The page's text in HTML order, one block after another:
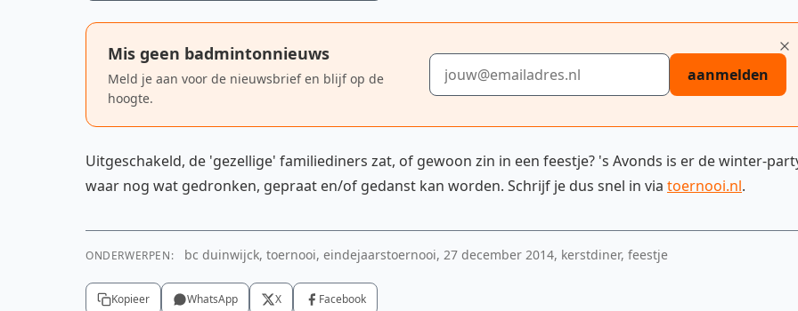
Mis geen badmintonnieuws
Meld je aan voor de nieuwsbrief en blijf op de
hoogte.
E-mailadres
aanmelden
Uitgeschakeld, de 'gezellige' familiediners zat, of gewoon zin in een feestje? 's Avonds is er de winter-
waar nog wat gedronken, gepraat en/of gedanst kan worden. Schrijf je dus snel in via toernooi.nl.
ONDERWERPEN: bc duinwijck, toernooi, eindejaarstoernooi, 27 december 2014, kerstdiner, feestje
Kopieer WhatsApp X Facebook